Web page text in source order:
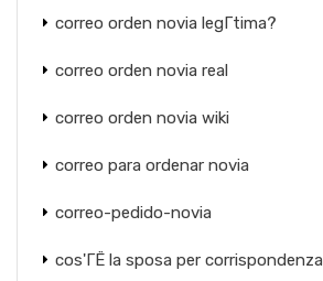
correo orden novia legГ­tima?
correo orden novia real
correo orden novia wiki
correo para ordenar novia
correo-pedido-novia
cos'ГЁ la sposa per corrispondenza